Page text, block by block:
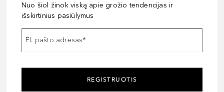
Nuo šiol žinok viską apie grožio tendencijas ir
išskirtinius pasiūlymus
El. pašto adresas*
REGISTRUOTIS